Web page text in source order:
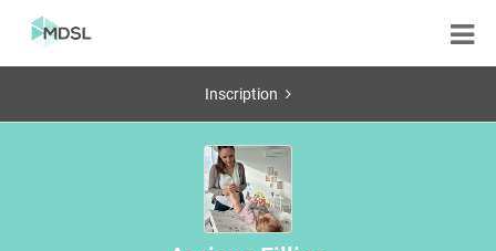
Inscription